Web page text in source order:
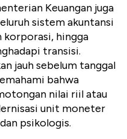
Keuangan juga
sistem akuntansi
korporasi, hingga
transisi.
jauh sebelum tanggal
bahwa
nilai riil atau
unit moneter
psikologis.